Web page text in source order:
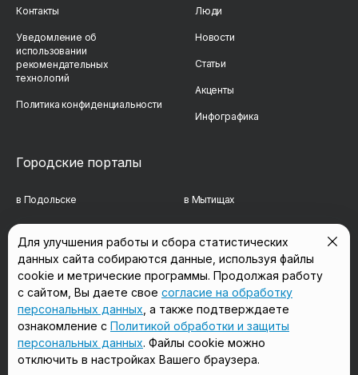
Контакты
Уведомление об
использовании
рекомендательных
технологий
Политика конфиденциальности
Люди
Новости
Статьи
Акценты
Инфографика
Городские порталы
в Подольске в Мытищах
в Сергиевом Посаде в Люберцах
в Красногорске в Королёве
в Домодедово в Щёлково
Мы в соцсетях
Для улучшения работы и сбора статистических
данных сайта собираются данные, используя файлы
cookie и метрические программы. Продолжая работу
с сайтом, Вы даете свое согласие на обработку
персональных данных , а также подтверждаете
ознакомление с Политикой обработки и защиты
персональных данных. Файлы cookie можно
отключить в настройках Вашего браузера.